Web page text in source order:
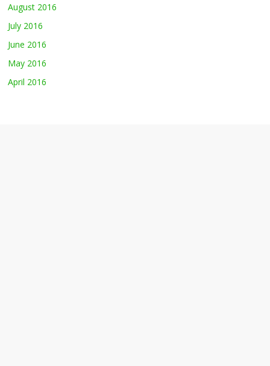
August 2016
July 2016
June 2016
May 2016
April 2016